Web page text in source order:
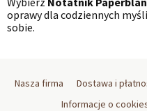
oprawy dla codziennych
sobie.
Nasza firma Dostawa i
Informacje o